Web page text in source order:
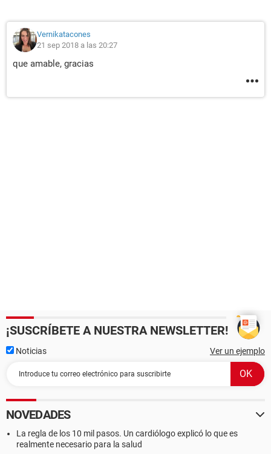
Vernikatacones
21 sep 2018 a las 20:27
que amable, gracias
¡SUSCRÍBETE A NUESTRA NEWSLETTER!
Noticias Ver un ejemplo
NOVEDADES
La regla de los 10 mil pasos. Un cardiólogo explicó lo que es
realmente necesario para la salud